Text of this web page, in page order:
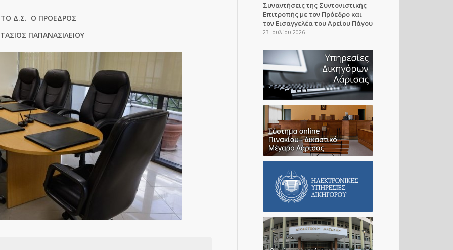
ΤΟ Δ.Σ. Ο ΠΡΟΕΔΡΟΣ
ΠΑΠΑΝΑΣΙΛΕΙΟΥ
Συναντήσεις της Συντονιστικής
Επιτροπής με τον Πρόεδρο και
τον Εισαγγελέα του Αρείου Πάγου
23 Ιουλίου 2026